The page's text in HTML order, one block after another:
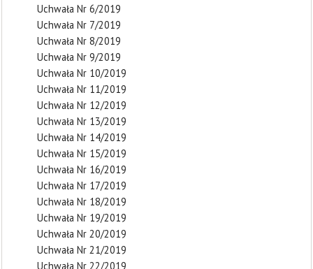
Uchwała Nr 6/2019
Uchwała Nr 7/2019
Uchwała Nr 8/2019
Uchwała Nr 9/2019
Uchwała Nr 10/2019
Uchwała Nr 11/2019
Uchwała Nr 12/2019
Uchwała Nr 13/2019
Uchwała Nr 14/2019
Uchwała Nr 15/2019
Uchwała Nr 16/2019
Uchwała Nr 17/2019
Uchwała Nr 18/2019
Uchwała Nr 19/2019
Uchwała Nr 20/2019
Uchwała Nr 21/2019
Uchwała Nr 22/2019